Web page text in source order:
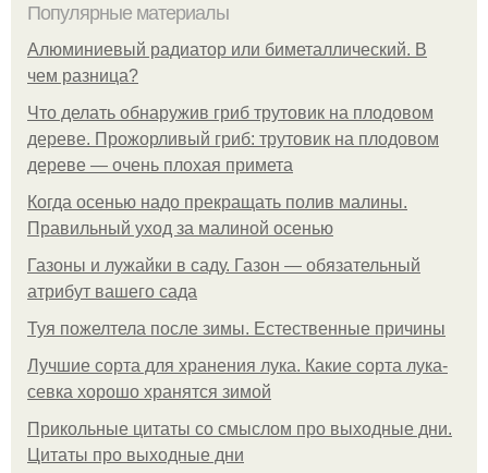
Популярные материалы
Алюминиевый радиатор или биметаллический. В
чем разница?
Что делать обнаружив гриб трутовик на плодовом
дереве. Прожорливый гриб: трутовик на плодовом
дереве — очень плохая примета
Когда осенью надо прекращать полив малины.
Правильный уход за малиной осенью
Газоны и лужайки в саду. Газон — обязательный
атрибут вашего сада
Туя пожелтела после зимы. Естественные причины
Лучшие сорта для хранения лука. Какие сорта лука-
севка хорошо хранятся зимой
Прикольные цитаты со смыслом про выходные дни.
Цитаты про выходные дни